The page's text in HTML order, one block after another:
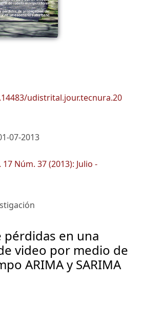
udistrital.jour.tecnura.20
07-2013
17 Núm. 37 (2013): Julio -
en una
video por medio de
ARIMA y SARIMA